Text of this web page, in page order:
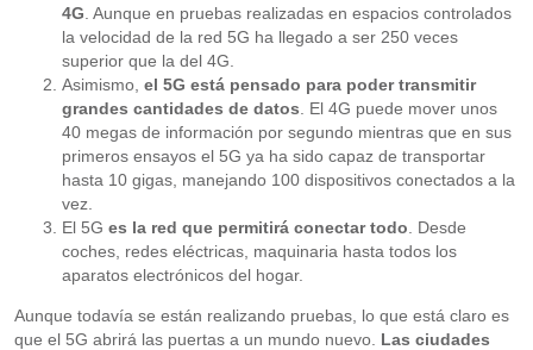
4G . Aunque en pruebas realizadas en espacios controlados
la velocidad de la red 5G ha llegado a ser 250 veces
superior que la del 4G.
Asimismo, el 5G está pensado para poder transmitir
grandes cantidades de datos . El 4G puede mover unos
40 megas de información por segundo mientras que en sus
primeros ensayos el 5G ya ha sido capaz de transportar
hasta 10 gigas, manejando 100 dispositivos conectados a la
vez.
El 5G es la red que permitirá conectar todo . Desde
coches, redes eléctricas, maquinaria hasta todos los
aparatos electrónicos del hogar.
Aunque todavía se están realizando pruebas, lo que está claro es
que el 5G abrirá las puertas a un mundo nuevo. Las ciudades